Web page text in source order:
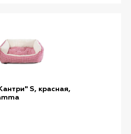
S, красная,